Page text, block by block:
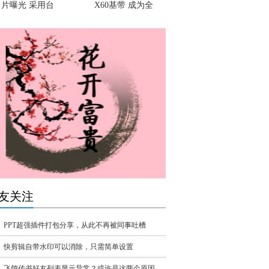
片曝光 采用台 X60基带 成为全
关注
PPT超强插件打包分享，从此不再被同事吐槽
快剪辑自带水印可以消除，只需简单设置